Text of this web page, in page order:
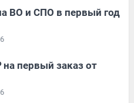
ВО и СПО в первый год
первый заказ от